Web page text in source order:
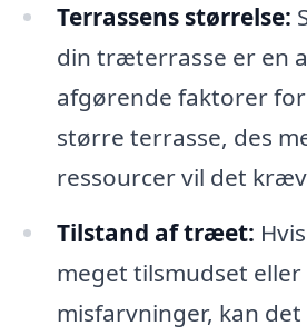
Terrassens størrelse:
din træterrasse er en
afgørende faktorer for
større terrasse, des
ressourcer vil det
Tilstand af træet:
meget tilsmudset
misfarvninger, kan